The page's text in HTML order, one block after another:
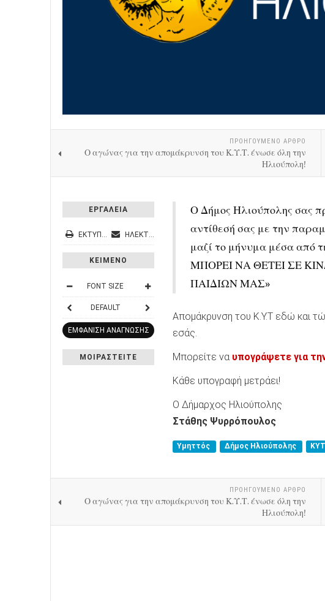
ΠΡΟΗΓΟΎΜΕΝΟ ΑΡΘΡΟ
Ο αγώνας για την απομάκρυνση του Κ.Υ.Τ. ένωσε όλη την
Ηλιούπολη!
ΕΡΓΑΛΕΙΑ
ΕΚΤΎΠΩΣΗ ΗΛΕΚΤΡΟΝΙΚΌ ΤΑΧΥΔΡΟΜΕΊΟ
ΚΕΙΜΕΝΟ
FONT SIZE
DEFAULT
ΕΜΦΑΝΙΣΗ ΑΝΑΓΝΩΣΗΣ
ΜΟΙΡΑΣΤΕΙΤΕ
Ο Δήμος Ηλιούπολης σας
αντίθεσή σας με την
μαζί το μήνυμα μέσα από
ΜΠΟΡΕΙ ΝΑ ΘΕΤΕΙ ΣΕ
ΠΑΙΔΙΩΝ ΜΑΣ»
Απομάκρυνση του Κ.Υ.Τ εδώ και
εσάς.
Μπορείτε να υπογράψετε για
Κάθε υπογραφή μετράει!
Ο Δήμαρχος Ηλιούπολης
Στάθης Ψυρρόπουλος
Υμηττός Δήμος Ηλιούπολης ΚΥΤ
ΠΡΟΗΓΟΎΜΕΝΟ ΑΡΘΡΟ
Ο αγώνας για την απομάκρυνση του Κ.Υ.Τ. ένωσε όλη την
Ηλιούπολη!